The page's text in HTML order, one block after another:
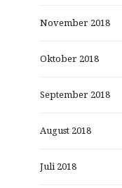
November 2018
Oktober 2018
September 2018
August 2018
Juli 2018